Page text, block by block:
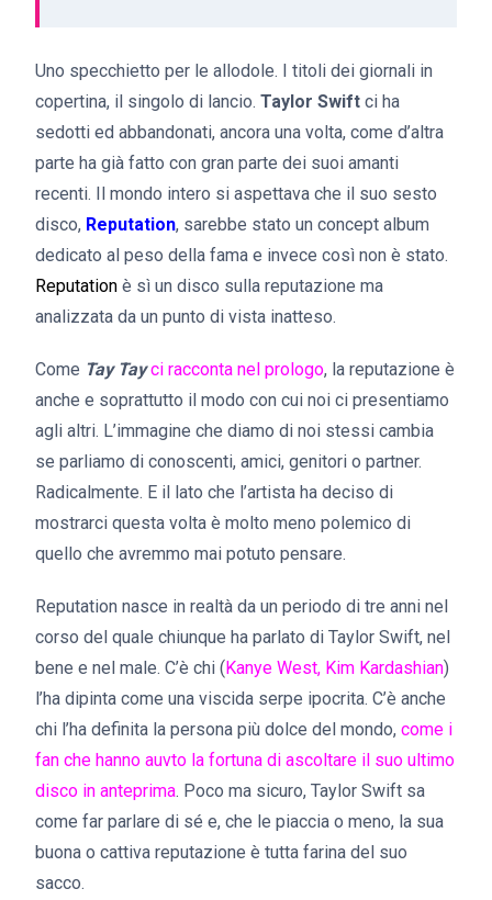
Uno specchietto per le allodole. I titoli dei giornali in
copertina, il singolo di lancio. Taylor Swift ci ha
sedotti ed abbandonati, ancora una volta, come d’altra
parte ha già fatto con gran parte dei suoi amanti
recenti. Il mondo intero si aspettava che il suo sesto
disco, Reputation, sarebbe stato un concept album
dedicato al peso della fama e invece così non è stato.
Reputation è sì un disco sulla reputazione ma
analizzata da un punto di vista inatteso.
Come Tay Tay ci racconta nel prologo, la reputazione è
anche e soprattutto il modo con cui noi ci presentiamo
agli altri. L’immagine che diamo di noi stessi cambia
se parliamo di conoscenti, amici, genitori o partner.
Radicalmente. E il lato che l’artista ha deciso di
mostrarci questa volta è molto meno polemico di
quello che avremmo mai potuto pensare.
Reputation nasce in realtà da un periodo di tre anni nel
corso del quale chiunque ha parlato di Taylor Swift, nel
bene e nel male. C’è chi (Kanye West, Kim Kardashian)
l’ha dipinta come una viscida serpe ipocrita. C’è anche
chi l’ha definita la persona più dolce del mondo, come i
fan che hanno auvto la fortuna di ascoltare il suo ultimo
disco in anteprima. Poco ma sicuro, Taylor Swift sa
come far parlare di sé e, che le piaccia o meno, la sua
buona o cattiva reputazione è tutta farina del suo
sacco.